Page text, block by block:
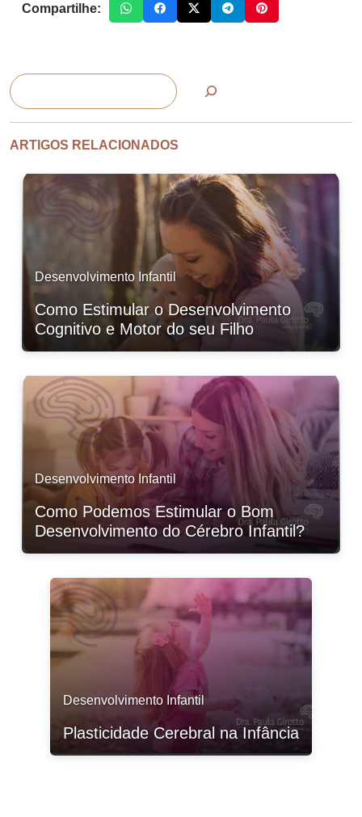
Compartilhe:
Pesquisar
ARTIGOS RELACIONADOS
Desenvolvimento Infantil
Como Estimular o Desenvolvimento
Cognitivo e Motor do seu Filho
Desenvolvimento Infantil
Como Podemos Estimular o Bom
Desenvolvimento do Cérebro Infantil?
Desenvolvimento Infantil
Plasticidade Cerebral na Infância